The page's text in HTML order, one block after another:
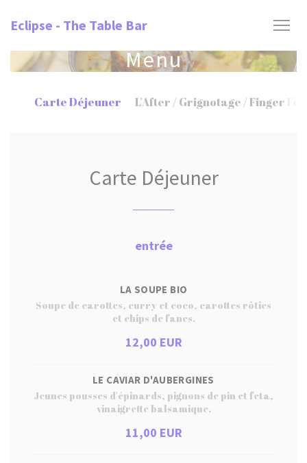
Eclipse - The Table Bar
Menu
Carte Déjeuner L'After / Grignotage / Finger
Carte Déjeuner
entrée
LA SOUPE BIO
Soupe de carottes, curry et coco, carottes rôties
et chips de fanes.
12,00 EUR
LE CAVIAR D'AUBERGINES
Jeunes pousses d'épinards, pignons de pin et feta,
vinaigrette balsamique.
11,00 EUR